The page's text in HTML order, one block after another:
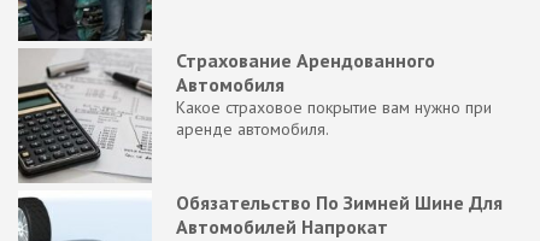
Страхование Арендованного
Автомобиля
Какое страховое покрытие вам нужно при
аренде автомобиля.
Обязательство По Зимней Шине Для
Автомобилей Напрокат